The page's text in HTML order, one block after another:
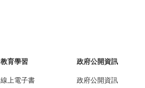
教育學習
線上電子書
政府公開資訊
政府公開資訊